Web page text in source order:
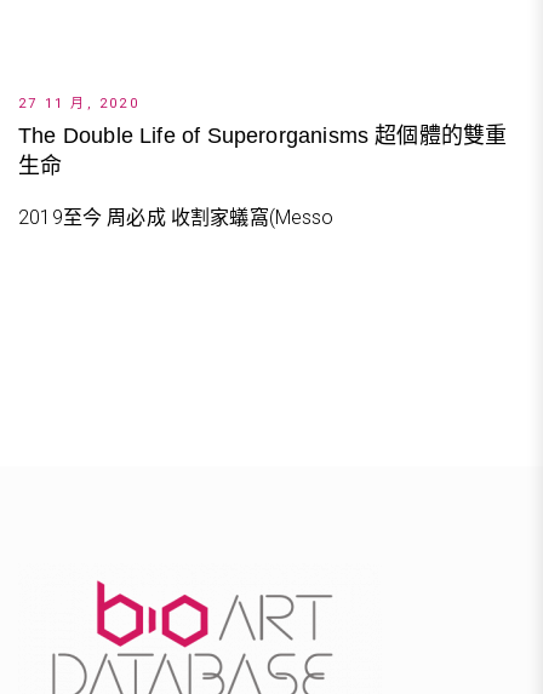
27 11 月, 2020
The Double Life of Superorganisms 超個體的雙重
生命
2019至今 周必成 收割家蟻窩(Messo